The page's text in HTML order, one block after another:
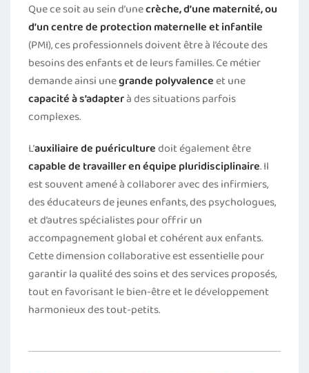
Que ce soit au sein d’unecrèche, d’une maternité, ou
d’un centre de protection maternelle et infantile
(PMI), ces professionnels doivent être à l’écoute des
besoins des enfants et de leurs familles. Ce métier
demande ainsi unegrande polyvalenceet une
capacité à s’adapterà des situations parfois
complexes.
L’auxiliaire de puériculturedoit également être
capable de travailler en équipe pluridisciplinaire. Il
est souvent amené à collaborer avec des infirmiers,
des éducateurs de jeunes enfants, des psychologues,
et d’autres spécialistes pour offrir un
accompagnement global et cohérent aux enfants.
Cette dimension collaborative est essentielle pour
garantir la qualité des soins et des services proposés,
tout en favorisant le bien-être et le développement
harmonieux des tout-petits.